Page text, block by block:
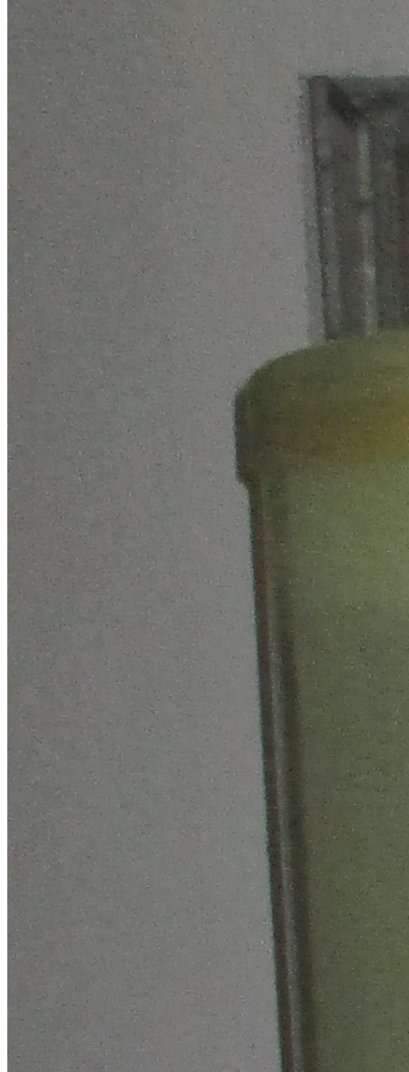
Bei den meisten älteren Batterietankanlagen
handelt es sich um Einwandige Tanks, welche sich
in einer Auffangwanne/ Auffangraum befinden. Der
Anstrich des Auffangraum ist meist schadhaft und
abgeblättert, weshalb er seine Funktion nicht mehr
erfüllt. Die Sanierung dieser Altanlagen bewegt
sich preislich nahe einer Neuanlage.
Bei dem Austausch Alt gegen Neu kommen heute
nur noch Doppelwandige Sicherheitstanks zum
Einsatz, welche keinen Auffangraum und keinen
Farbanstrich erfordern. Der Einbau einer
Neutankanlage wird von uns richtet sich nach der
Raumgröße und der Zugangsmöglichkeit zum
Tankraum. Hierfür steht eine große Anzahl
verschiedenerer Tankgrößen zur Auswahl.
Auch bei engsten Verhältnissen finden wir eine
Lösung mit ortsgefertigten Tankanlagen.
Gerne beraten wir Sie hierzu.